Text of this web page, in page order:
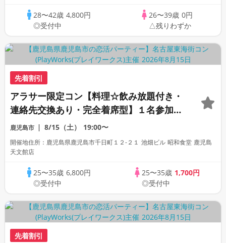
28〜42歳 4,800円
◎受付中
26〜39歳 0円
△残りわずか
先着割引
アラサー限定コン【料理☆飲み放題付き・
連絡先交換あり・完全着席型】１名参加多
数・初参加も大歓迎☆プレイワークス主催
☆
鹿児島市 8/15（土） 19:00〜
開催地住所：鹿児島県鹿児島市千日町１２-２１ 池畑ビル 昭和食堂 鹿児島
天文館店
25〜35歳 6,800円
◎受付中
25〜35歳 1,700円
◎受付中
先着割引